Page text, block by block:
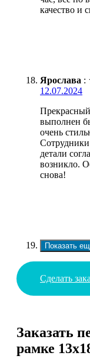
качество и
Ярослава :
12.07.2024
Прекрасный
выполнен
очень
детали
возникло.
снова!
Показать
Сделать
Заказать
рамке